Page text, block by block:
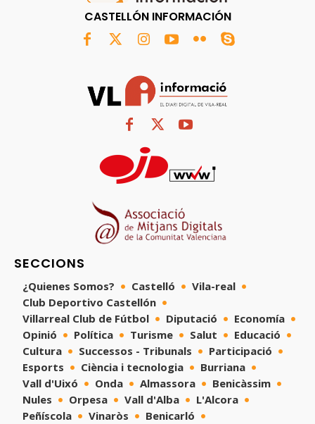
CASTELLÓN INFORMACIÓN
SECCIONS
¿Quienes Somos? Castelló
Vila-real
Club Deportivo Castellón
Villarreal Club de Fútbol
Diputació
Economía
Opinió
Política Turisme Salut
Educació
Cultura
Successos - Tribunals
Participació
Esports
Ciència i tecnologia
Burriana
Vall d'Uixó
Onda Almassora
Benicàssim
Nules
Orpesa Vall d'Alba
L'Alcora
Peñíscola
Vinaròs
Benicarló